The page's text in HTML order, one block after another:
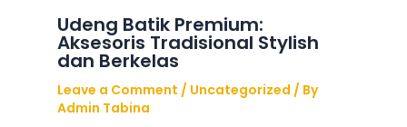
Udeng Batik Premium:
Aksesoris Tradisional Stylish
dan Berkelas
Leave a Comment / Uncategorized / By
Admin Tabina